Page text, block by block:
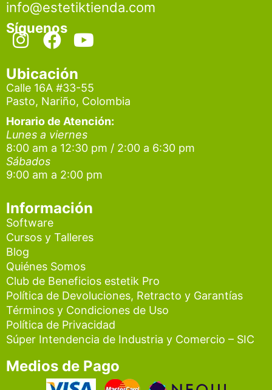
info@estetiktienda.com
Síguenos
I
n
s
t
a
g
r
a
m
F
a
c
e
b
o
o
Y
o
t
u
b
e
Ubicación
Calle 16A #33-55
Pasto, Nariño, Colombia
Horario de Atención:
Lunes a viernes
8:00 am a 12:30 pm / 2:00 a 6:30 pm
Sábados
9:00 am a 2:00 pm
Información
Software
Cursos y Talleres
Blog
Quiénes Somos
Club de Beneficios estetik Pro
Política de Devoluciones, Retracto y Garantías
Términos y Condiciones de Uso
Política de Privacidad
Súper Intendencia de Industria y Comercio – SIC
Medios de Pago